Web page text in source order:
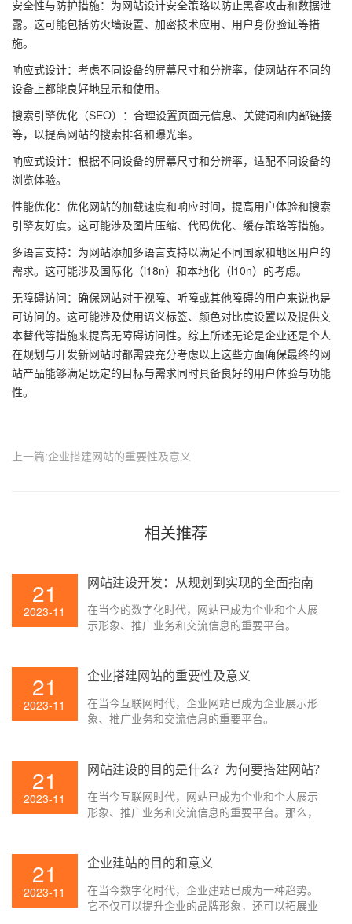
安全性与防护措施：为网站设计安全策略以防止黑客攻击和数据泄
露。这可能包括防火墙设置、加密技术应用、用户身份验证等措
施。
响应式设计：考虑不同设备的屏幕尺寸和分辨率，使网站在不同的
设备上都能良好地显示和使用。
搜索引擎优化（SEO）：合理设置页面元信息、关键词和内部链接
等，以提高网站的搜索排名和曝光率。
响应式设计：根据不同设备的屏幕尺寸和分辨率，适配不同设备的
浏览体验。
性能优化：优化网站的加载速度和响应时间，提高用户体验和搜索
引擎友好度。这可能涉及图片压缩、代码优化、缓存策略等措施。
多语言支持：为网站添加多语言支持以满足不同国家和地区用户的
需求。这可能涉及国际化（i18n）和本地化（l10n）的考虑。
无障碍访问：确保网站对于视障、听障或其他障碍的用户来说也是
可访问的。这可能涉及使用语义标签、颜色对比度设置以及提供文
本替代等措施来提高无障碍访问性。综上所述无论是企业还是个人
在规划与开发新网站时都需要充分考虑以上这些方面确保最终的网
站产品能够满足既定的目标与需求同时具备良好的用户体验与功能
性。
上一篇:企业搭建网站的重要性及意义
相关推荐
21
2023-11
网站建设开发：从规划到实现的全面指南
在当今的数字化时代，网站已成为企业和个人展
示形象、推广业务和交流信息的重要平台。
21
2023-11
企业搭建网站的重要性及意义
在当今互联网时代，企业网站已成为企业展示形
象、推广业务和交流信息的重要平台。
21
2023-11
网站建设的目的是什么？为何要搭建网站？
在当今互联网时代，网站已成为企业和个人展示
形象、推广业务和交流信息的重要平台。那么，
21
2023-11
企业建站的目的和意义
在当今数字化时代，企业建站已成为一种趋势。
它不仅可以提升企业的品牌形象，还可以拓展业